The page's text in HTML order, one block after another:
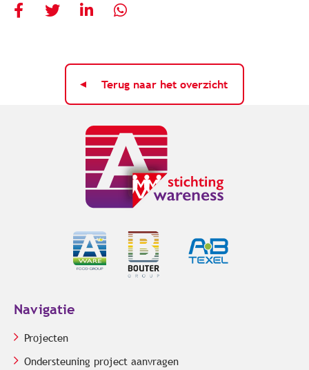
Terug naar het overzicht
Navigatie
Projecten
Ondersteuning project aanvragen